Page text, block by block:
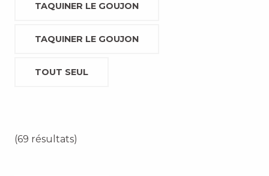
TAQUINER LE GOUJON
TAQUINER LE GOUJON
TOUT SEUL
(69 résultats)